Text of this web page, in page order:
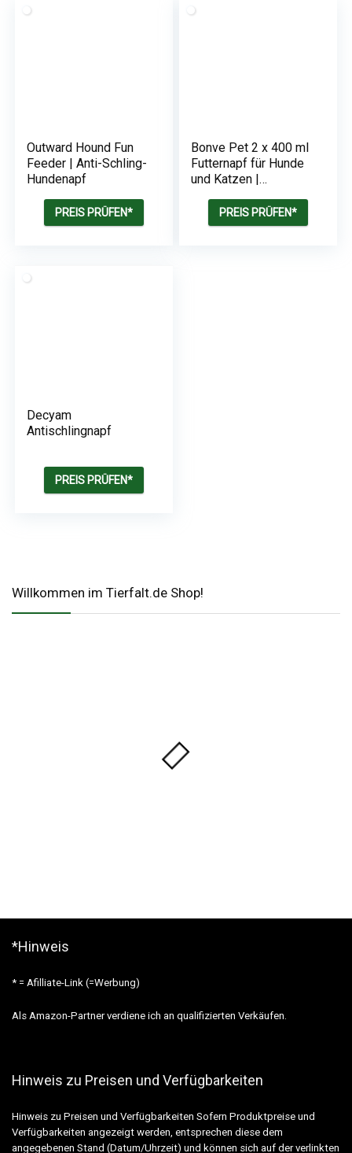
Outward Hound Fun
Feeder | Anti-Schling-
Hundenapf
PREIS PRÜFEN*
Bonve Pet 2 x 400 ml
Futternapf für Hunde
und Katzen |
rutschfeste
Unterseite
PREIS PRÜFEN*
Decyam
Antischlingnapf
PREIS PRÜFEN*
Willkommen im Tierfalt.de Shop!
*Hinweis
* = Afilliate-Link (=Werbung)
Als Amazon-Partner verdiene ich an qualifizierten Verkäufen.
Hinweis zu Preisen und Verfügbarkeiten
Hinweis zu Preisen und Verfügbarkeiten Sofern Produktpreise und
Verfügbarkeiten angezeigt werden, entsprechen diese dem
angegebenen Stand (Datum/Uhrzeit) und können sich auf der verlinkten